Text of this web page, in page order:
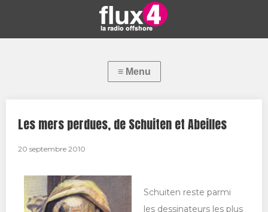
Les mers perdues, de Schuiten et Abeilles
20 septembre 2010
Schuiten reste parmi
les dessinateurs les plus